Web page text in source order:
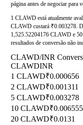
página antes de negociar para
1 CLAWD está atualmente
CLAWD custará ₹0.003278.
1,525.52204176 CLAWD e
resultados de conversão não
CLAWD/INR
CLAWDINR
1 CLAWD₹0.000656
2 CLAWD₹0.001311
5 CLAWD₹0.003278
10 CLAWD₹0.006555
20 CLAWD₹0.0131